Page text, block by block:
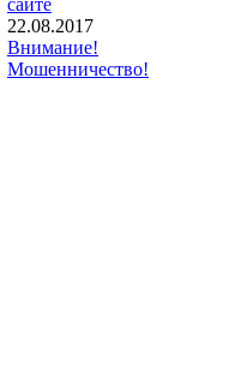
сайте
22.08.2017
Внимание!
Мошенничество!